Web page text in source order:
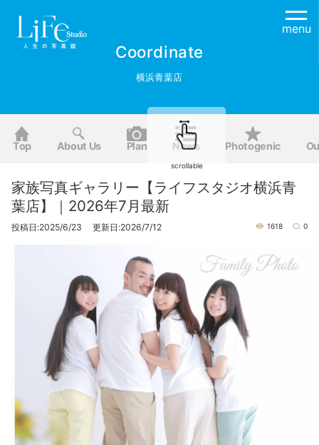
menu
Coordinate
横浜青葉店
Top About Us Plan News Photogenic
scrollable
家族写真ギャラリー【ライフスタジオ横浜青
葉店】｜2026年7月最新
投稿日:2025/6/23 更新日:2026/7/12 1618 0